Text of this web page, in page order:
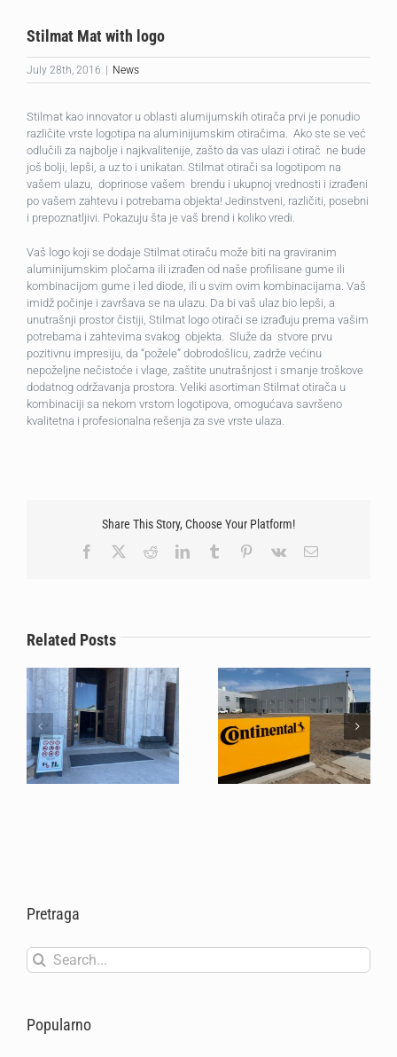
Stilmat Mat with logo
July 28th, 2016 News
Stilmat kao innovator u oblasti alumijumskih otirača prvi je ponudio
različite vrste logotipa na aluminijumskim otiračima. Ako ste se već
odlučili za najbolje i najkvalitenije, zašto da vas ulazi i otirač ne bude
još bolji, lepši, a uz to i unikatan. Stilmat otirači sa logotipom na
vašem ulazu, doprinose vašem brendu i ukupnoj vrednosti i izrađeni
po vašem zahtevu i potrebama objekta! Jedinstveni, različiti, posebni
i prepoznatljivi. Pokazuju šta je vaš brend i koliko vredi.
Vaš logo koji se dodaje Stilmat otiraču može biti na graviranim
aluminijumskim pločama ili izrađen od naše profilisane gume ili
kombinacijom gume i led diode, ili u svim ovim kombinacijama. Vaš
imidž počinje i završava se na ulazu. Da bi vaš ulaz bio lepši, a
unutrašnji prostor čistiji, Stilmat logo otirači se izrađuju prema vašim
potrebama i zahtevima svakog objekta. Služe da stvore prvu
pozitivnu impresiju, da “požele” dobrodošlicu, zadrže većinu
nepoželjne nečistoće i vlage, zaštite unutrašnjost i smanje troškove
dodatnog održavanja prostora. Veliki asortiman Stilmat otirača u
kombinaciji sa nekom vrstom logotipova, omogućava savršeno
kvalitetna i profesionalna rešenja za sve vrste ulaza.
Share This Story, Choose Your Platform!
Facebook
RedditLinkedInTumblr Pinterest
Vk Email
Related Posts
of Saint Sava during a
Stilmat Once Again for
Pretraga
Search
for:
Popularno